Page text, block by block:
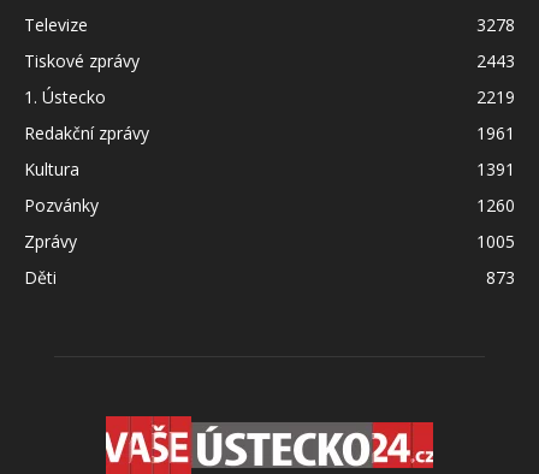
Televize
3278
Tiskové zprávy
2443
1. Ústecko
2219
Redakční zprávy
1961
Kultura
1391
Pozvánky
1260
Zprávy
1005
Děti
873